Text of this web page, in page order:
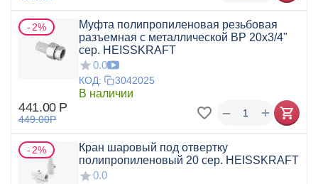
2%
Муфта полипропиленовая резьбовая
разъемная с металлической ВР 20х3/4"
сер. HEISSKRAFT
0.0
КОД: 3042025
В наличии
441.00 Р
449.00Р +
−
2%
Кран шаровый под отвертку
полипропиленовый 20 сер. HEISSKRAFT
0.0